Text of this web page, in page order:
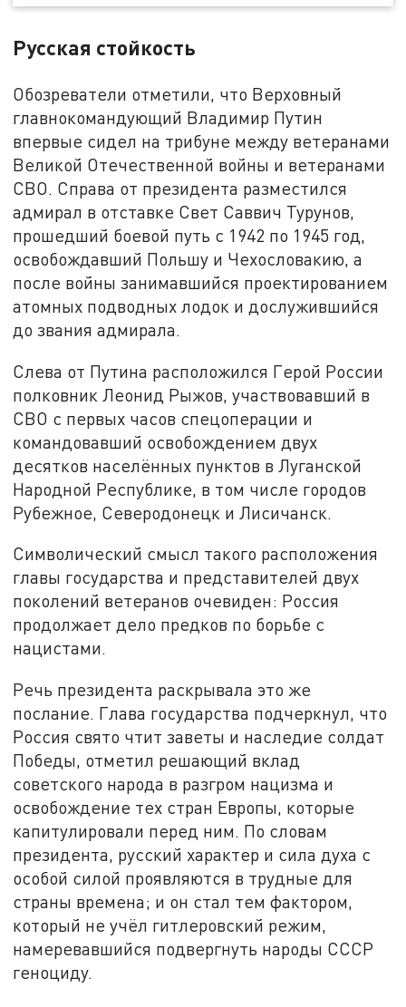
Русская стойкость
Обозреватели отметили, что Верховный
главнокомандующий Владимир Путин
впервые сидел на трибуне между ветеранами
Великой Отечественной войны и ветеранами
СВО. Справа от президента разместился
адмирал в отставке Свет Саввич Турунов,
прошедший боевой путь с 1942 по 1945 год,
освобождавший Польшу и Чехословакию, а
после войны занимавшийся проектированием
атомных подводных лодок и дослужившийся
до звания адмирала.
Слева от Путина расположился Герой России
полковник Леонид Рыжов, участвовавший в
СВО с первых часов спецоперации и
командовавший освобождением двух
десятков населённых пунктов в Луганской
Народной Республике, в том числе городов
Рубежное, Северодонецк и Лисичанск.
Символический смысл такого расположения
главы государства и представителей двух
поколений ветеранов очевиден: Россия
продолжает дело предков по борьбе с
нацистами.
Речь президента раскрывала это же
послание. Глава государства подчеркнул, что
Россия свято чтит заветы и наследие солдат
Победы, отметил решающий вклад
советского народа в разгром нацизма и
освобождение тех стран Европы, которые
капитулировали перед ним. По словам
президента, русский характер и сила духа с
особой силой проявляются в трудные для
страны времена; и он стал тем фактором,
который не учёл гитлеровский режим,
намеревавшийся подвергнуть народы СССР
геноциду.